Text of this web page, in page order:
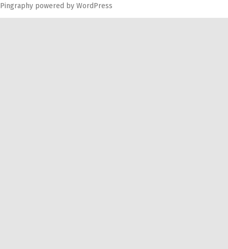
Pingraphy powered by WordPress